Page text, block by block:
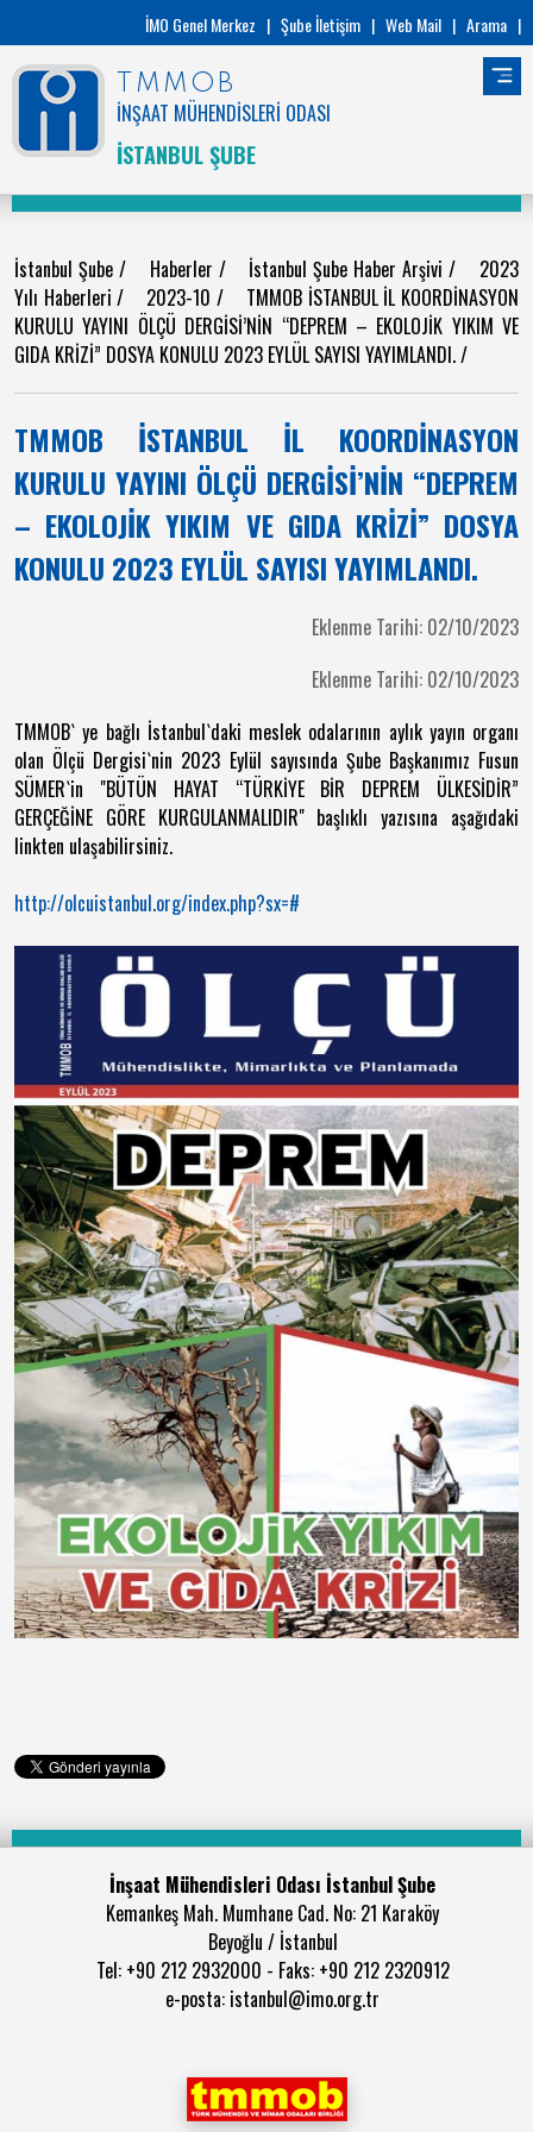
İMO Genel Merkez | Şube İletişim | Web Mail | Arama |
TMMOB
İNŞAAT MÜHENDİSLERİ ODASI
İSTANBUL ŞUBE
İstanbul Şube / Haberler / İstanbul Şube Haber Arşivi/ 2023
Yılı Haberleri/ 2023-10/ TMMOB İSTANBUL İL KOORDİNASYON
KURULU YAYINI ÖLÇÜ DERGİSİ’NİN “DEPREM – EKOLOJİK YIKIM VE
GIDA KRİZİ” DOSYA KONULU 2023 EYLÜL SAYISI YAYIMLANDI./
TMMOB İSTANBUL İL KOORDİNASYON
KURULU YAYINI ÖLÇÜ DERGİSİ’NİN “DEPREM
– EKOLOJİK YIKIM VE GIDA KRİZİ” DOSYA
KONULU 2023 EYLÜL SAYISI YAYIMLANDI.
Eklenme Tarihi: 02/10/2023
Eklenme Tarihi: 02/10/2023
TMMOB` ye bağlı İstanbul`daki meslek odalarının aylık yayın organı
olan Ölçü Dergisi`nin 2023 Eylül sayısında Şube Başkanımız Fusun
SÜMER`in "BÜTÜN HAYAT “TÜRKİYE BİR DEPREM ÜLKESİDİR”
GERÇEĞİNE GÖRE KURGULANMALIDIR" başlıklı yazısına aşağıdaki
linkten ulaşabilirsiniz.
http://olcuistanbul.org/index.php?sx=#
İnşaat Mühendisleri Odası İstanbul Şube
Kemankeş Mah. Mumhane Cad. No: 21 Karaköy
Beyoğlu / İstanbul
Tel: +90 212 2932000 - Faks: +90 212 2320912
e-posta: istanbul@imo.org.tr